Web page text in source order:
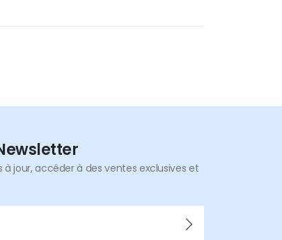
jour, accéder à des ventes exclusives et